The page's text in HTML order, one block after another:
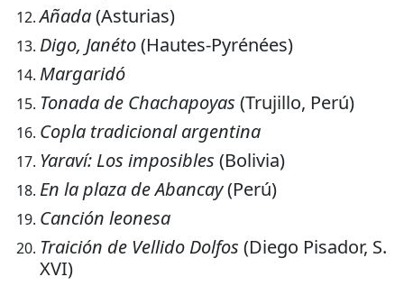
Añada(Asturias)
Digo, Janéto(Hautes-Pyrénées)
Margaridó
Tonada de Chachapoyas (Trujillo, Perú)
Copla tradicional argentina
Yaraví: Los imposibles (Bolivia)
En la plaza de Abancay(Perú)
Canción leonesa
Traición de Vellido Dolfos (Diego Pisador, S.
XVI)